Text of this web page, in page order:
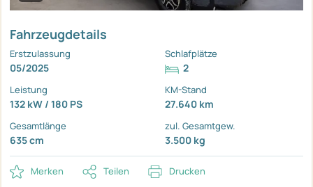
Fahrzeugdetails
Erstzulassung
05/2025
Schlafplätze
2
Leistung
132 kW / 180 PS
KM-Stand
27.640 km
Gesamtlänge
635 cm
zul. Gesamtgew.
3.500 kg
Merken Teilen Drucken